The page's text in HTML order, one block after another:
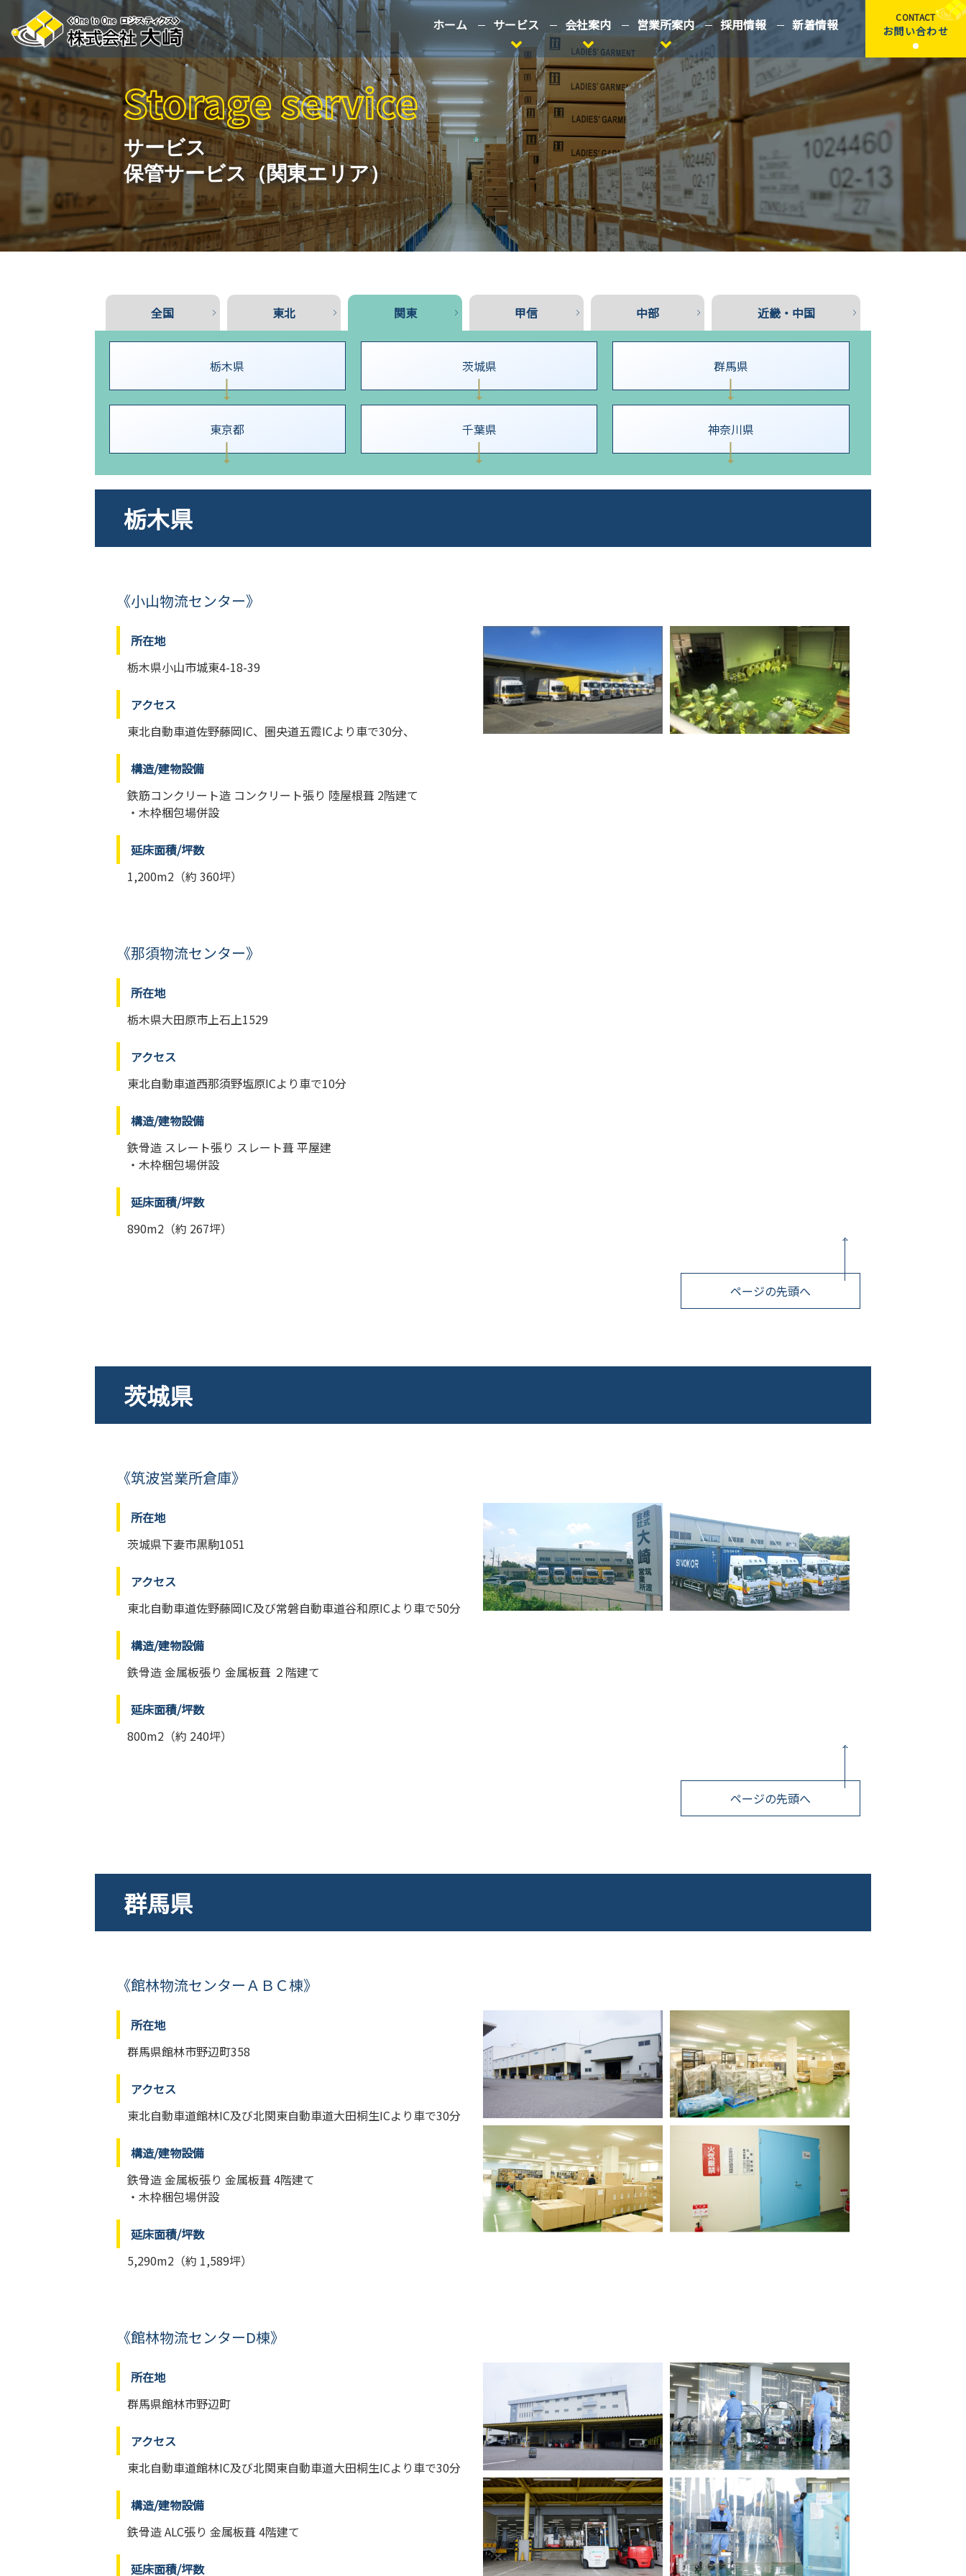
ホーム サービス 会社案内 営業所案内 採用情報 新着情報 CONTACT
お問い合わせ
サービス
保管サービス（関東エリア）
全国 東北 関東 甲信 中部 近畿・中国
栃木県 茨城県 群馬県
東京都 千葉県 神奈川県
栃木県
《小山物流センター》
所在地
栃木県小山市城東4-18-39
アクセス
東北自動車道佐野藤岡IC、圏央道五霞ICより車で30分、
構造/建物設備
鉄筋コンクリート造 コンクリート張り 陸屋根葺 2階建て
・木枠梱包場併設
延床面積/坪数
1,200m2（約 360坪）
《那須物流センター》
所在地
栃木県大田原市上石上1529
アクセス
東北自動車道西那須野塩原ICより車で10分
構造/建物設備
鉄骨造 スレート張り スレート葺 平屋建
・木枠梱包場併設
延床面積/坪数
890m2（約 267坪）
ページの先頭へ
茨城県
《筑波営業所倉庫》
所在地
茨城県下妻市黒駒1051
アクセス
東北自動車道佐野藤岡IC及び常磐自動車道谷和原ICより車で50分
構造/建物設備
鉄骨造 金属板張り 金属板葺 ２階建て
延床面積/坪数
800m2（約 240坪）
ページの先頭へ
群馬県
《館林物流センターＡＢＣ棟》
所在地
群馬県館林市野辺町358
アクセス
東北自動車道館林IC及び北関東自動車道大田桐生ICより車で30分
構造/建物設備
鉄骨造 金属板張り 金属板葺 4階建て
・木枠梱包場併設
延床面積/坪数
5,290m2（約 1,589坪）
《館林物流センターD棟》
所在地
群馬県館林市野辺町
アクセス
東北自動車道館林IC及び北関東自動車道大田桐生ICより車で30分
構造/建物設備
鉄骨造 ALC張り 金属板葺 4階建て
延床面積/坪数